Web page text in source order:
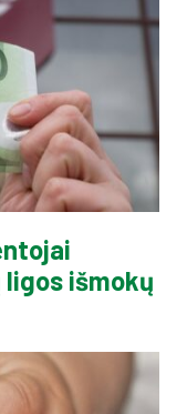
išmokų